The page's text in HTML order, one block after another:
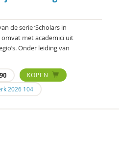
de serie ‘Scholars in
omvat met academici uit
Onder leiding van
KOPEN
2026 104